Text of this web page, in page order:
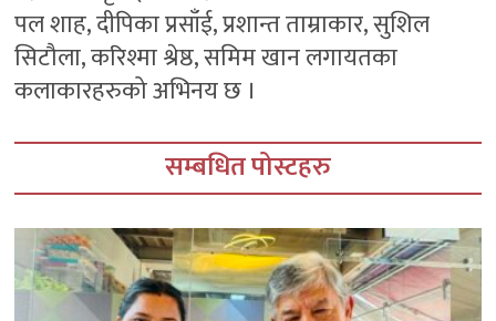
पल शाह, दीपिका प्रसाँई, प्रशान्त ताम्राकार, सुशिल
सिटौला, करिश्मा श्रेष्ठ, समिम खान लगायतका
कलाकारहरुको अभिनय छ ।
सम्बधित पोस्टहरु